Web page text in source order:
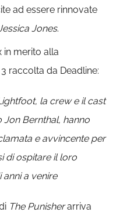
ad essere rinnovate
Jones.
in merito alla
raccolta da Deadline:
la crew e il cast
Jon Bernthal, hanno
e avvincente per
di ospitare il loro
a venire
The Punisherarriva